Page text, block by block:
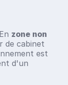
En zone non
de cabinet
est
d'un